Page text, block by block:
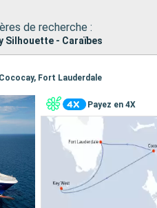
de recherche :
Silhouette - Caraïbes
Fort Lauderdale
Payez en 4X